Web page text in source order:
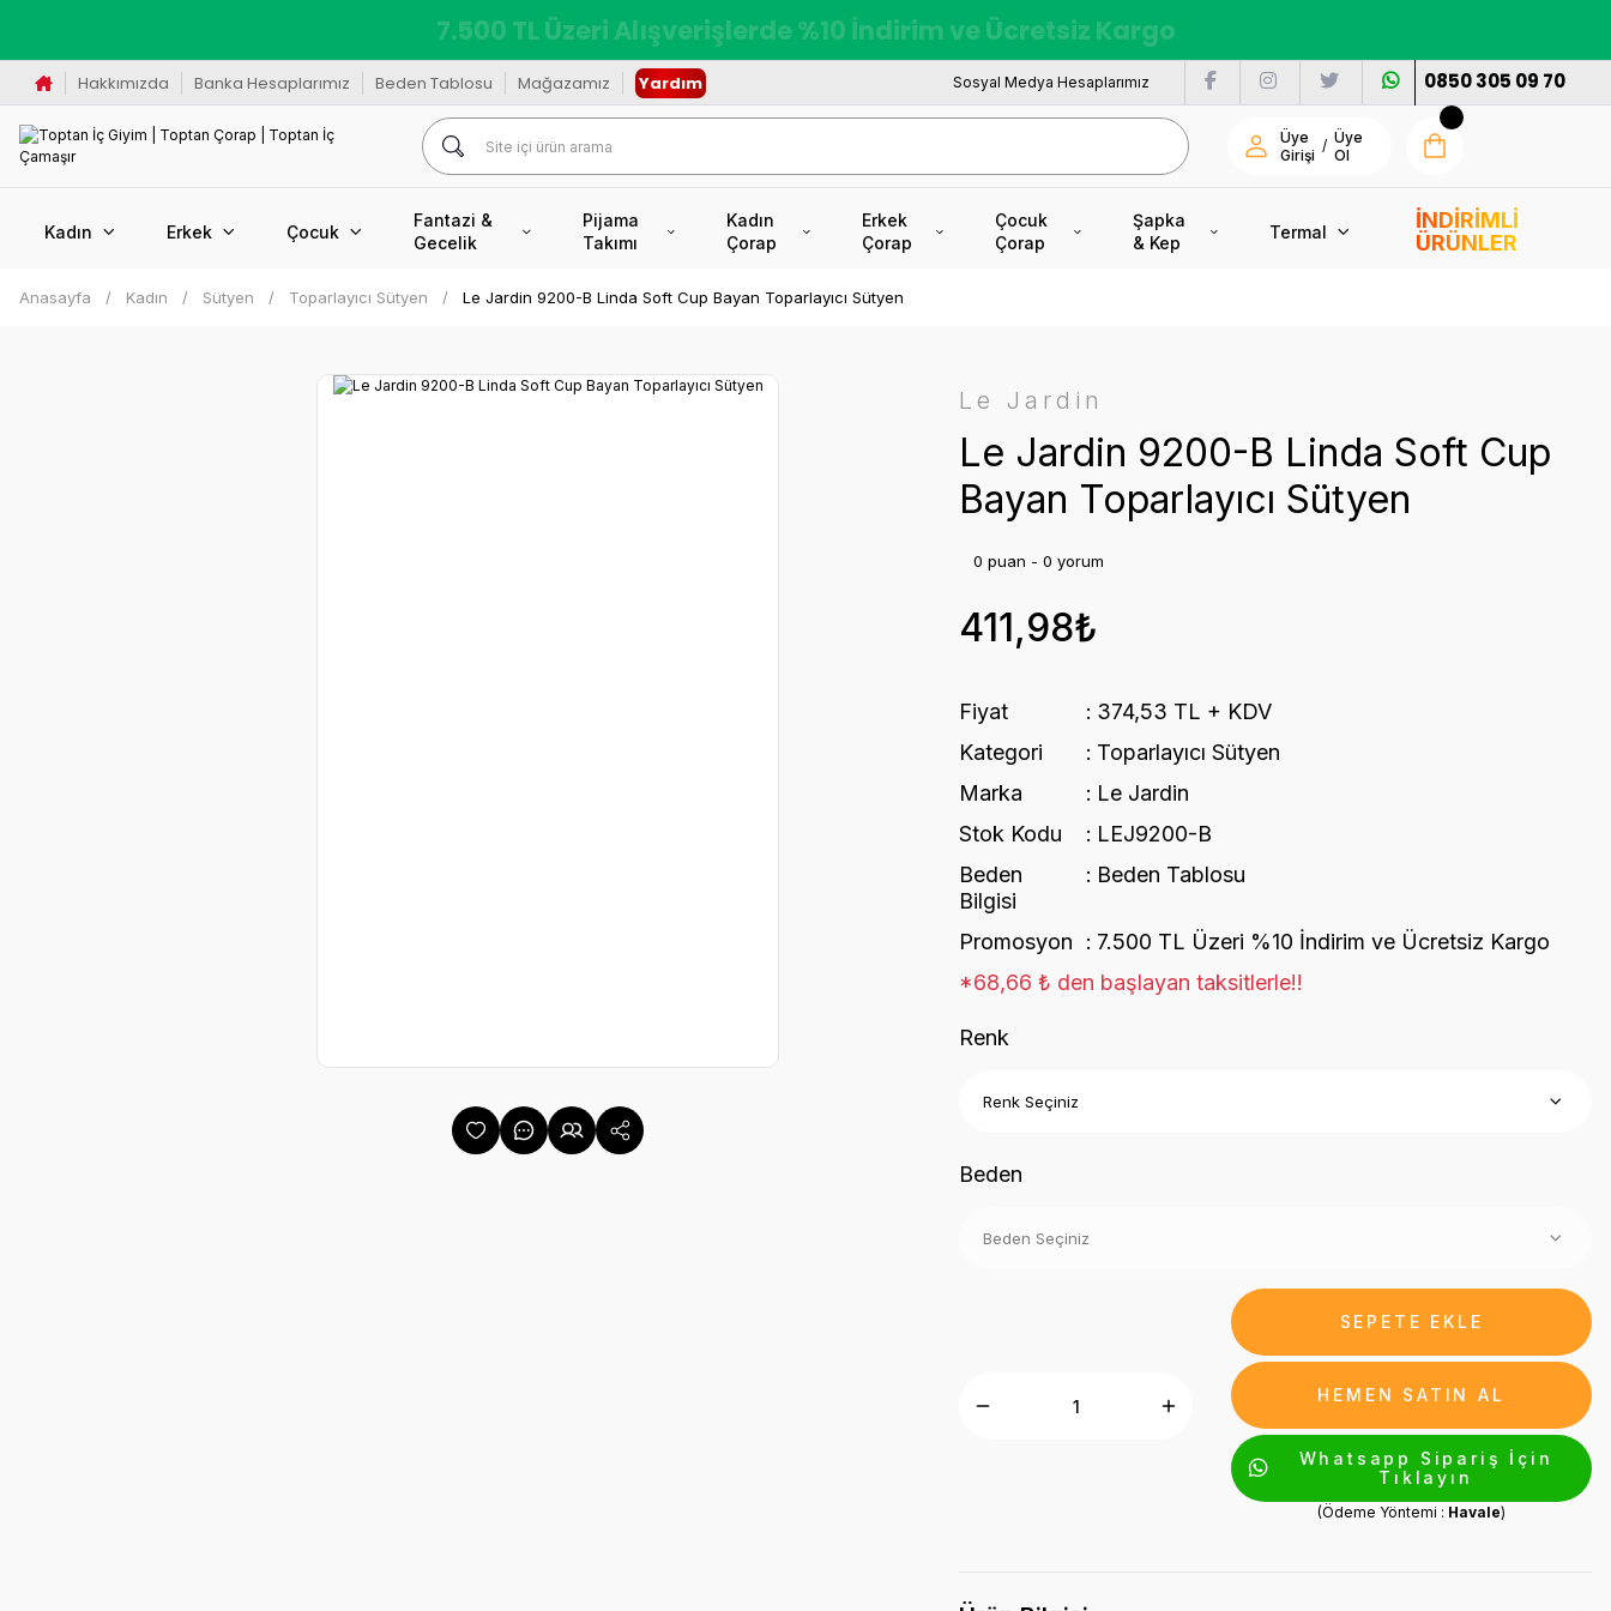
Kredi Kartına Vade Farksız +6 Taksit İmkânı
Hakkımızda Banka Hesaplarımız Beden Tablosu Mağazamız Yardım Sosyal Medya Hesaplarımız 0850 305 09 70
Üye
Girişi
/ Üye
Ol
Kadın Erkek Çocuk
Fantazi &
Gecelik
Pijama
Takımı
Kadın
Çorap
Erkek
Çorap
Çocuk
Çorap
Şapka
& Kep
Termal
İNDİRİMLİ
ÜRÜNLER
Anasayfa Kadın Sütyen Toparlayıcı Sütyen Le Jardin 9200-B Linda Soft Cup Bayan Toparlayıcı Sütyen
Le Jardin
Le Jardin 9200-B Linda Soft Cup
Bayan Toparlayıcı Sütyen
0 puan - 0 yorum
411,98₺
Fiyat
374,53 TL + KDV
Kategori
Toparlayıcı Sütyen
Marka
Le Jardin
Stok Kodu
LEJ9200-B
Beden
Bilgisi
Beden Tablosu
Promosyon
7.500 TL Üzeri %10 İndirim ve Ücretsiz Kargo
*68,66 ₺ den başlayan taksitlerle!!
Renk
Beden
SEPETE EKLE
HEMEN SATIN AL
Whatsapp Sipariş İçin
Tıklayın
(Ödeme Yöntemi : Havale)